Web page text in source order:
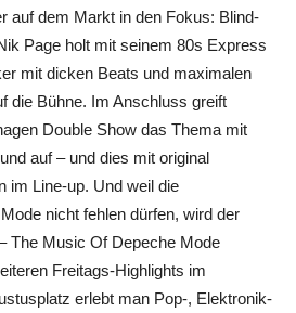
auf dem Markt in den Fokus: Blind-
Page holt mit seinem 80s Express
mit dicken Beats und maximalen
die Bühne. Im Anschluss greift
Double Show das Thema mit
auf – und dies mit original
im Line-up. Und weil die
nicht fehlen dürfen, wird der
The Music Of Depeche Mode
Freitags-Highlights im
erlebt man Pop-, Elektronik-